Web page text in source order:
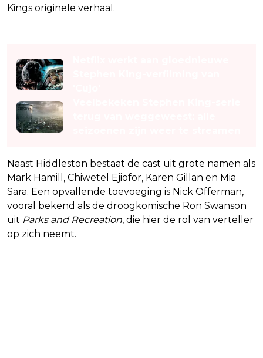
Kings originele verhaal.
Naast Hiddleston bestaat de cast uit grote namen als
Mark Hamill, Chiwetel Ejiofor, Karen Gillan en Mia
Sara. Een opvallende toevoeging is Nick Offerman,
vooral bekend als de droogkomische Ron Swanson
uit Parks and Recreation, die hier de rol van verteller
op zich neemt.